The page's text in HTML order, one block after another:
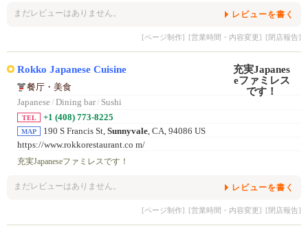
まだレビューはありません。 レビューを書く
[ページ制作] [営業時間・内容変更] [閉店報告]
Rokko Japanese Cuisine
餐厅・美食
Japanese/ Dining bar/ Sushi
TEL +1 (408) 773-8225
MAP 190 S Francis St, Sunnyvale , CA, 94086 US
https://www.rokkorestaurant.co m/
充実Japaneseファミレスです！
まだレビューはありません。 レビューを書く
[ページ制作] [営業時間・内容変更] [閉店報告]